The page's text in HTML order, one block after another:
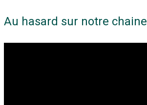
Au hasard sur notre chaine